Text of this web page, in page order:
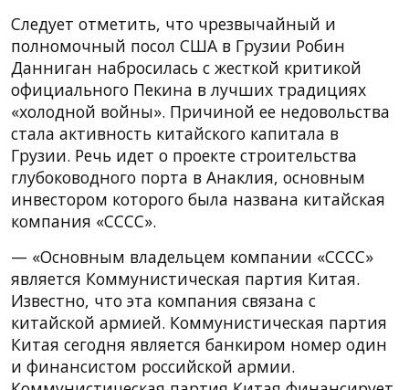
Следует отметить, что чрезвычайный и
полномочный посол США в Грузии Робин
Данниган набросилась с жесткой критикой
официального Пекина в лучших традициях
«холодной войны». Причиной ее недовольства
стала активность китайского капитала в
Грузии. Речь идет о проекте строительства
глубоководного порта в Анаклия, основным
инвестором которого была названа китайская
компания «CCCC».
— «Основным владельцем компании «CCCC»
является Коммунистическая партия Китая.
Известно, что эта компания связана с
китайской армией. Коммунистическая партия
Китая сегодня является банкиром номер один
и финансистом российской армии.